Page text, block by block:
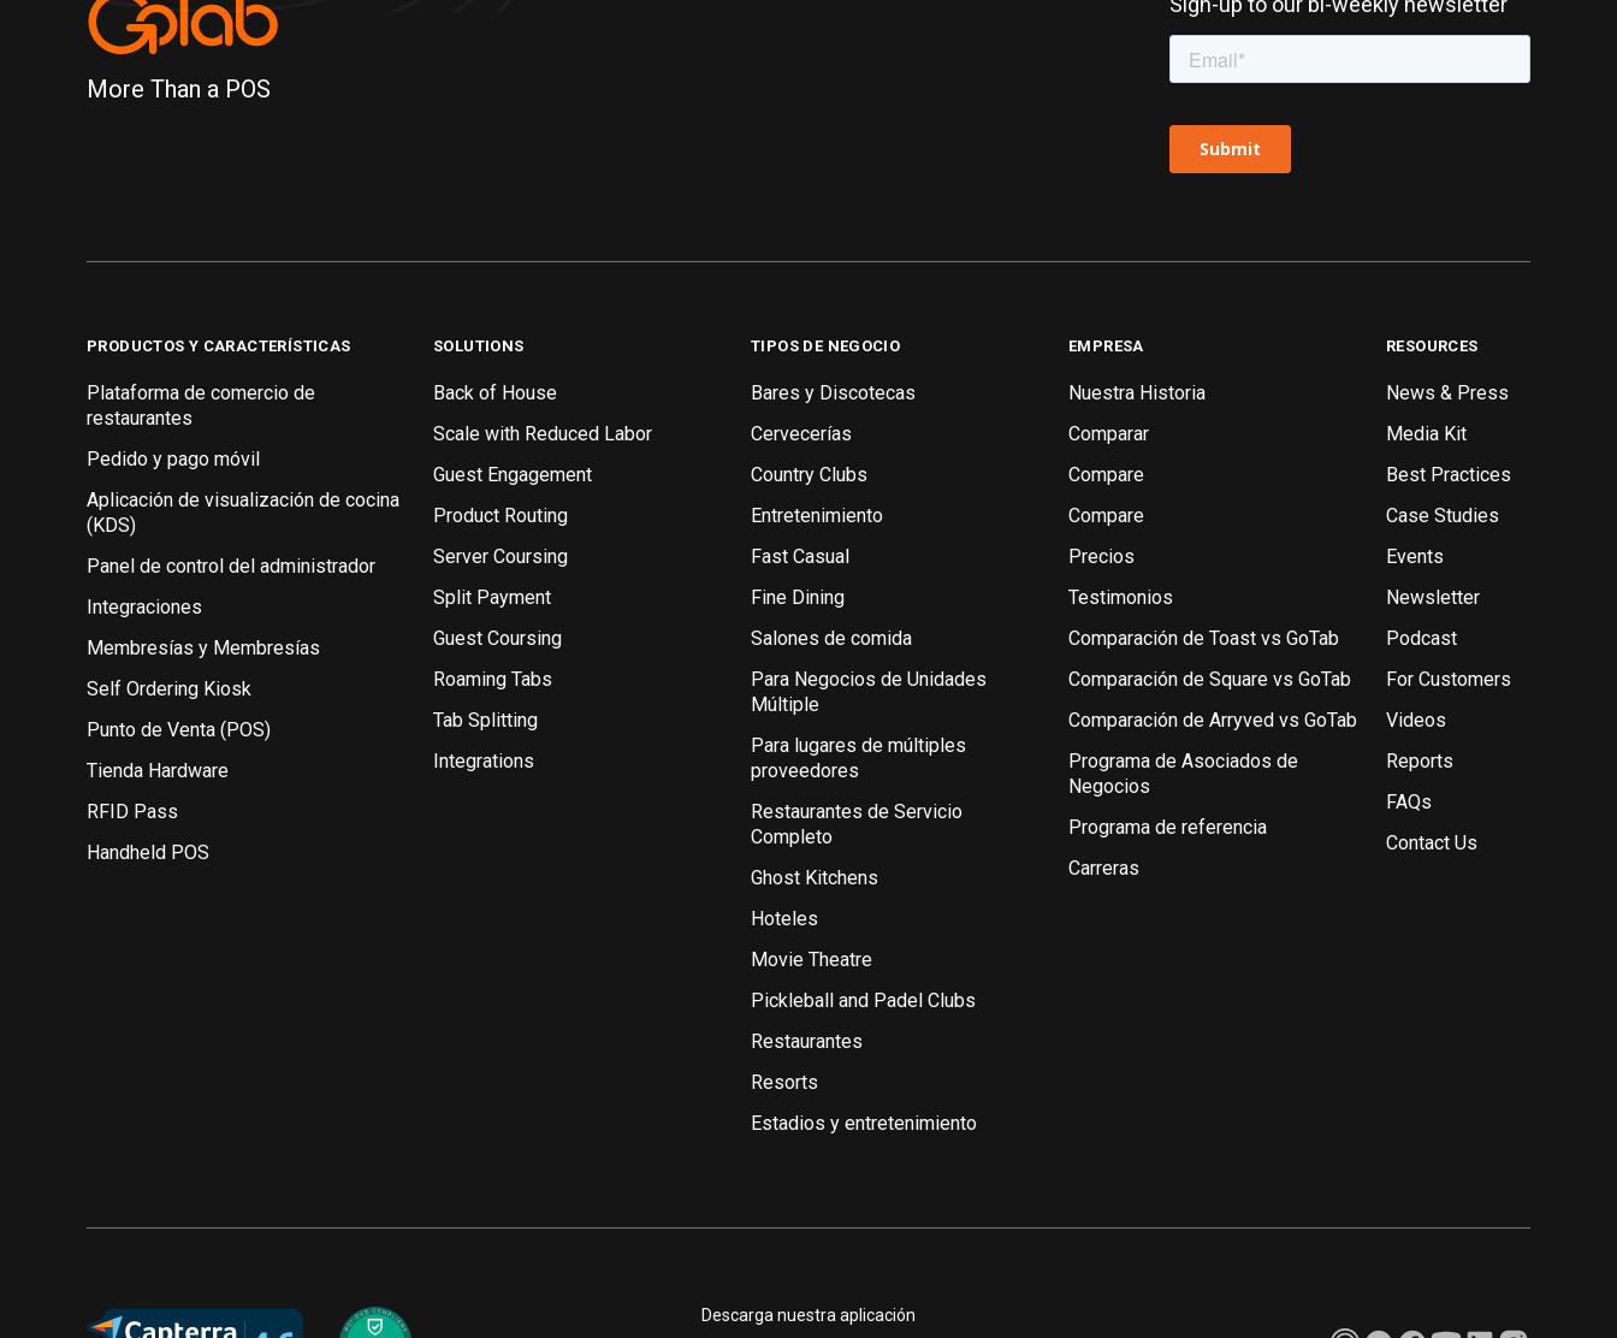
More Than a POS
PRODUCTOS Y CARACTERÍSTICAS
Plataforma de comercio de
restaurantes
Pedido y pago móvil
Aplicación de visualización de cocina
(KDS)
Panel de control del administrador
Integraciones
Membresías y Membresías
Self Ordering Kiosk
Punto de Venta (POS)
Tienda Hardware
RFID Pass
Handheld POS
SOLUTIONS
Back of House
Scale with Reduced Labor
Guest Engagement
Product Routing
Server Coursing
Split Payment
Guest Coursing
Roaming Tabs
Tab Splitting
Integrations
TIPOS DE NEGOCIO
Bares y Discotecas
Cervecerías
Country Clubs
Entretenimiento
Fast Casual
Fine Dining
Salones de comida
Para Negocios de Unidades
Múltiple
Para lugares de múltiples
proveedores
Restaurantes de Servicio
Completo
Ghost Kitchens
Hoteles
Movie Theatre
Pickleball and Padel Clubs
Restaurantes
Resorts
Estadios y entretenimiento
EMPRESA
Nuestra Historia
Comparar
Compare
Compare
Precios
Testimonios
Comparación de Toast vs GoTab
Comparación de Square vs GoTab
Comparación de Arryved vs GoTab
Programa de Asociados de
Negocios
Programa de referencia
Carreras
RESOURCES
News & Press
Media Kit
Best Practices
Case Studies
Events
Newsletter
Podcast
For Customers
Videos
Reports
FAQs
Contact Us
Descarga nuestra aplicación